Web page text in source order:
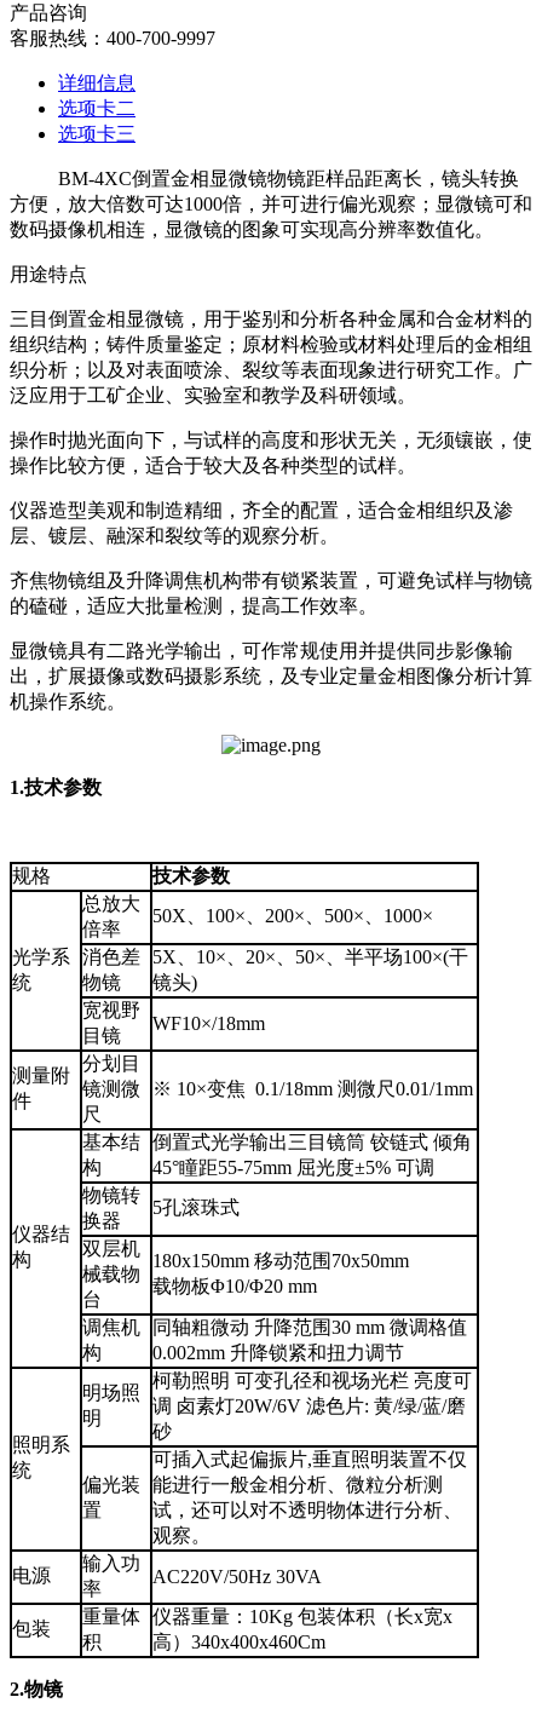
产品咨询
客服热线：400-700-9997
详细信息
选项卡二
选项卡三
BM-4XC倒置金相显微镜物镜距样品距离长，镜头转换
方便，放大倍数可达1000倍，并可进行偏光观察；显微镜可和
数码摄像机相连，显微镜的图象可实现高分辨率数值化。
用途特点
三目倒置金相显微镜，用于鉴别和分析各种金属和合金材料的
组织结构；铸件质量鉴定；原材料检验或材料处理后的金相组
织分析；以及对表面喷涂、裂纹等表面现象进行研究工作。广
泛应用于工矿企业、实验室和教学及科研领域。
操作时抛光面向下，与试样的高度和形状无关，无须镶嵌，使
操作比较方便，适合于较大及各种类型的试样。
仪器造型美观和制造精细，齐全的配置，适合金相组织及渗
层、镀层、融深和裂纹等的观察分析。
齐焦物镜组及升降调焦机构带有锁紧装置，可避免试样与物镜
的磕碰，适应大批量检测，提高工作效率。
显微镜具有二路光学输出，可作常规使用并提供同步影像输
出，扩展摄像或数码摄影系统，及专业定量金相图像分析计算
机操作系统。
1.技术参数
规格 技术参数
光学系
统
总放大
倍率
50X、100×、200×、500×、1000×
消色差
物镜
5X、10×、20×、50×、半平场100×(干
镜头)
宽视野
目镜
WF10×/18mm
测量附
件
分划目
镜测微
尺
※ 10×变焦 0.1/18mm 测微尺0.01/1mm
仪器结
构
基本结
构
倒置式光学输出三目镜筒 铰链式 倾角
45°瞳距55-75mm 屈光度±5% 可调
物镜转
换器
5孔滚珠式
双层机
械载物
台
180x150mm 移动范围70x50mm
载物板Φ10/Φ20 mm
调焦机
构
同轴粗微动 升降范围30 mm 微调格值
0.002mm 升降锁紧和扭力调节
照明系
统
明场照
明
柯勒照明 可变孔径和视场光栏 亮度可
调 卤素灯20W/6V 滤色片: 黄/绿/蓝/磨
砂
偏光装
置
可插入式起偏振片,垂直照明装置不仅
能进行一般金相分析、微粒分析测
试，还可以对不透明物体进行分析、
观察。
电源
输入功
率
AC220V/50Hz 30VA
包装
重量体
积
仪器重量：10Kg 包装体积（长x宽x
高）340x400x460Cm
2.物镜